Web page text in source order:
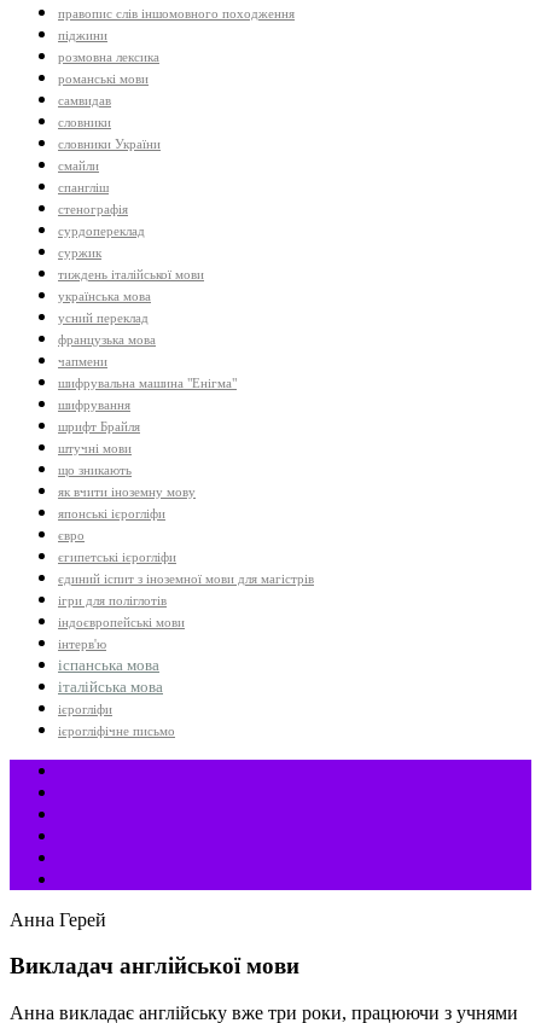
правопис слів іншомовного походження
піджини
розмовна лексика
романські мови
самвидав
словники
словники України
смайли
спангліш
стенографія
сурдопереклад
суржик
тиждень італійської мови
українська мова
усний переклад
французька мова
чапмени
шифрувальна машина "Енігма"
шифрування
шрифт Брайля
штучні мови
що зникають
як вчити іноземну мову
японські ієрогліфи
євро
єгипетські ієрогліфи
єдиний іспит з іноземної мови для магістрів
ігри для поліглотів
індоєвропейські мови
інтерв'ю
іспанська мова
італійська мова
ієрогліфи
ієрогліфічне письмо
Анна Герей
Викладач англійської мови
Анна викладає англійську вже три роки, працюючи з учнями